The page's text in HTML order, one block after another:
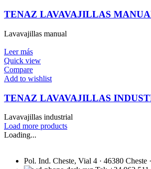
TENAZ LAVAVAJILLAS
Lavavajillas manual
Leer más
Quick view
Compare
Add to wishlist
TENAZ LAVAVAJILLAS
Lavavajillas industrial
Load more products
Loading...
Pol. Ind. Cheste, Vial 4 · 46380 Cheste